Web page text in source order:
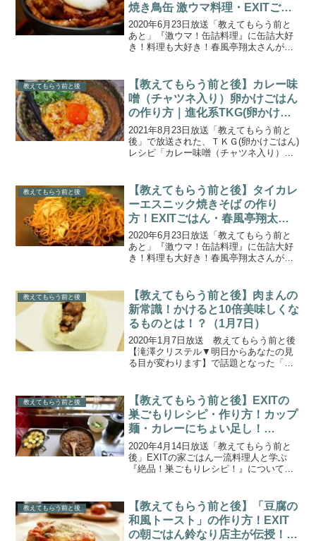
焼き鳥缶 激ウマ料理・EXITごは
ん(2020.6.23)
2020年6月23日放送「教えてもらう前と
あと」『激ウマ！缶詰料理』に缶詰大好
き！料理も大好き！春風亭翔太さんが出
ました。こちらでは、焼き鳥缶を使って
２分でできる激...
教えてもらう前と後
【教えてもらう前と後】カレー味
噌（チャツネ入り）卵かけごはん
の作り方｜進化系TKG(卵かけご
はん)ちょい足しレシピ
2021年8月23日放送「教えてもらう前と
後」で放送された、ＴＫＧ(卵かけごはん)
レシピ「カレー味噌（チャツネ入り）卵
るＴＫＧ』。いつものＴＫＧ(卵かけごは
ん)にちょい...
教えてもらう前と後
【教えてもらう前と後】タイカレ
ーエスニック焼きそば の作り
方！EXITごはん・春風亭翔太の
激ウマ缶詰料理(2020.6.23)
2020年6月23日放送「教えてもらう前と
あと」『激ウマ！缶詰料理』に缶詰大好
き！料理も大好き！春風亭翔太さんが出
ました。こちらでは、「極上タイカレー
エスニック焼き...
教えてもらう前と後
【教えてもらう前と後】肉まんの
新常識！かけると10倍美味しくな
るものとは！？（1月7日）
2020年1月7日放送 教えてもらう前と後
【滝澤クリステル▼明日からあなたの見
る目が変わります】で話題となった「肉
ば、肉まん。食べたくなるのはどっち？
ということで、大阪「...
教えてもらう前と後
【教えてもらう前と後】EXITの
巣ごもりレシピ・作り方！カップ
麺・カレーにちょい足し！
(2020.4.14)
2020年4月14日放送「教えてもらう前と
後」EXITの家ごはん一流料理人と学ぶ
『絶品！巣ごもりレシピ！』について取
けでできて超簡単！こちらでは、ミシュ
ラン一つ星を...
教えてもらう前と後
【教えてもらう前と後】「豆腐の
和風トースト」の作り方！EXIT
の朝ごはん鈴なり店主が伝授！